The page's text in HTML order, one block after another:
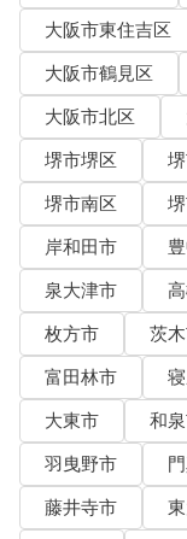
大阪市東住吉区
大阪市鶴見区
大阪市北区
堺市堺区
堺市南区
岸和田市
泉大津市
枚方市
茨
富田林市
大東市
和
羽曳野市
藤井寺市